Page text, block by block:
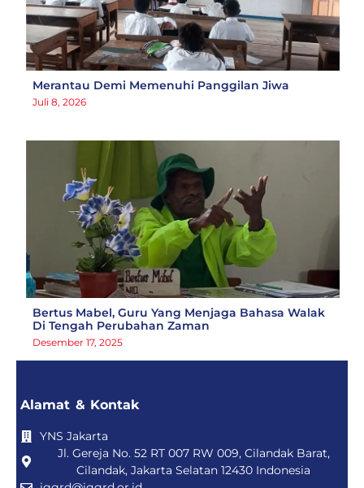
Merantau Demi Memenuhi Panggilan Jiwa
Juli 8, 2026
Bertus Mabel, Guru Yang Menjaga Bahasa Walak
Di Tengah Perubahan Zaman
Desember 17, 2025
Alamat & Kontak
YNS Jakarta
Jl. Gereja No. 52 RT 007 RW 009, Cilandak Barat,
Cilandak, Jakarta Selatan 12430 Indonesia